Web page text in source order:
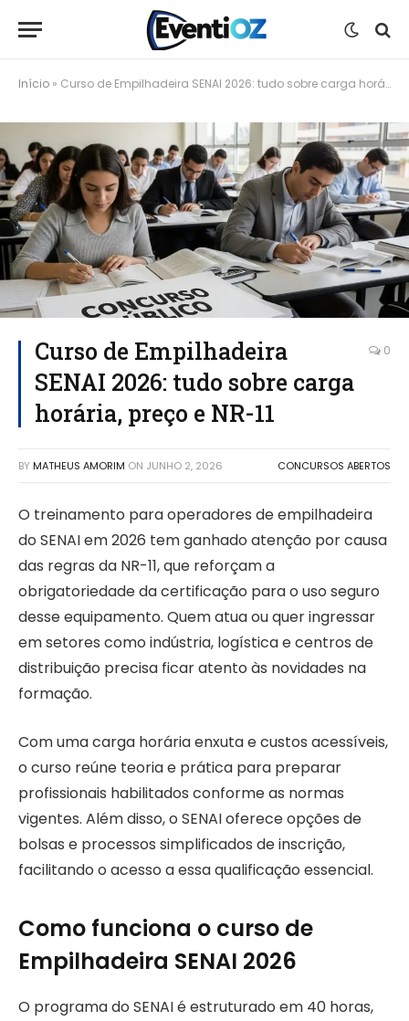
Início » Curso de Empilhadeira SENAI 2026: tudo sobre carga horária, preço e NR-11
Curso de Empilhadeira
SENAI 2026: tudo sobre carga
horária, preço e NR-11
0
BY MATHEUS AMORIM ON JUNHO 2, 2026 CONCURSOS ABERTOS
O treinamento para operadores de empilhadeira
do SENAI em 2026 tem ganhado atenção por causa
das regras da NR-11, que reforçam a
obrigatoriedade da certificação para o uso seguro
desse equipamento. Quem atua ou quer ingressar
em setores como indústria, logística e centros de
distribuição precisa ficar atento às novidades na
formação.
Com uma carga horária enxuta e custos acessíveis,
o curso reúne teoria e prática para preparar
profissionais habilitados conforme as normas
vigentes. Além disso, o SENAI oferece opções de
bolsas e processos simplificados de inscrição,
facilitando o acesso a essa qualificação essencial.
Como funciona o curso de
Empilhadeira SENAI 2026
O programa do SENAI é estruturado em 40 horas,